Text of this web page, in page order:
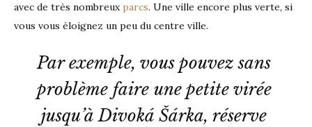
avec de très nombreux parcs. Une ville encore plus verte, si
vous vous éloignez un peu du centre ville.
Par exemple, vous pouvez sans
problème faire une petite virée
jusqu’à Divoká Šárka, réserve